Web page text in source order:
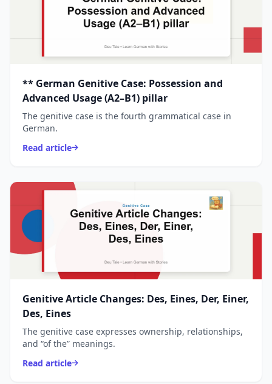
** German Genitive Case: Possession and
Advanced Usage (A2–B1) pillar
The genitive case is the fourth grammatical case in
German.
Read article
Genitive Article Changes: Des, Eines, Der, Einer,
Des, Eines
The genitive case expresses ownership, relationships,
and “of the” meanings.
Read article